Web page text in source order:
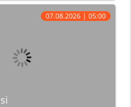
07.08.2026 | 05:00